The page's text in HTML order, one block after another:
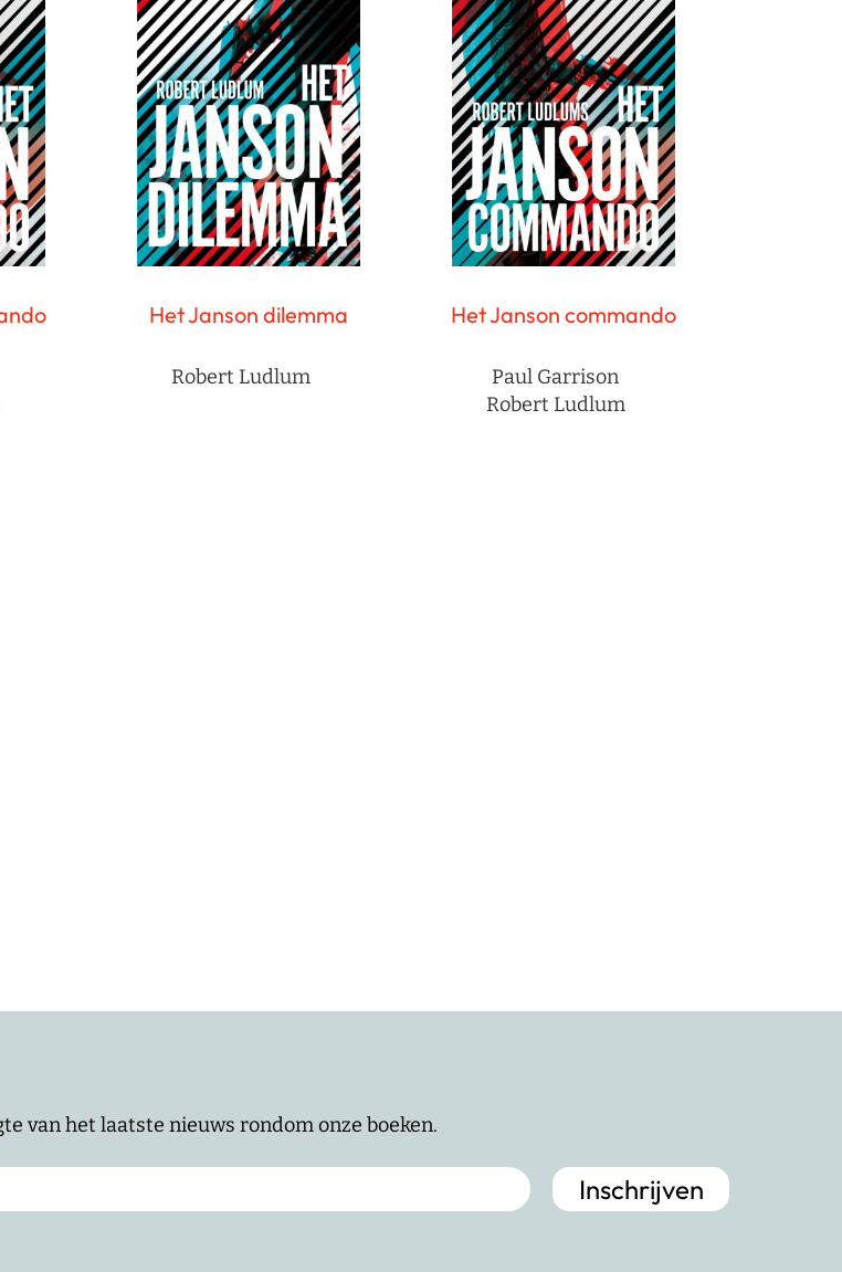
Het Janson dilemma
Robert Ludlum
Het Janson commando
Paul Garrison
Robert Ludlum
van het laatste nieuws rondom onze boeken.